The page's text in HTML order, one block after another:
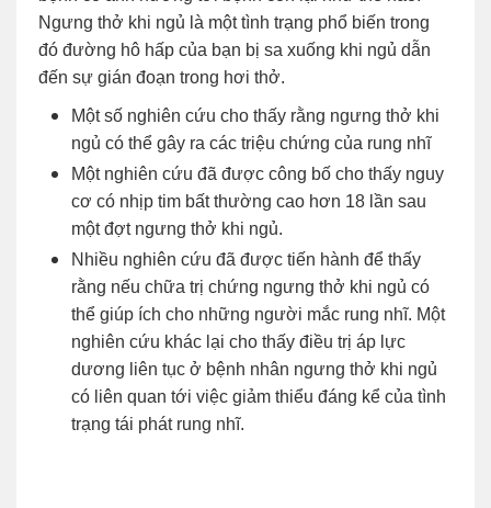
Ngưng thở khi ngủ là một tình trạng phổ biến trong
đó đường hô hấp của bạn bị sa xuống khi ngủ dẫn
đến sự gián đoạn trong hơi thở.
Một số nghiên cứu cho thấy rằng ngưng thở khi
ngủ có thể gây ra các triệu chứng của rung nhĩ
Một nghiên cứu đã được công bố cho thấy nguy
cơ có nhịp tim bất thường cao hơn 18 lần sau
một đợt ngưng thở khi ngủ.
Nhiều nghiên cứu đã được tiến hành để thấy
rằng nếu chữa trị chứng ngưng thở khi ngủ có
thể giúp ích cho những người mắc rung nhĩ. Một
nghiên cứu khác lại cho thấy điều trị áp lực
dương liên tục ở bệnh nhân ngưng thở khi ngủ
có liên quan tới việc giảm thiểu đáng kể của tình
trạng tái phát rung nhĩ.